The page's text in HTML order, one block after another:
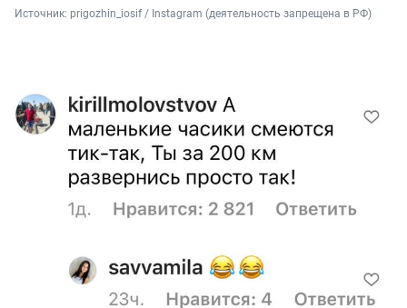
Источник: prigozhin_iosif / Instagram (деятельность запрещена в РФ)